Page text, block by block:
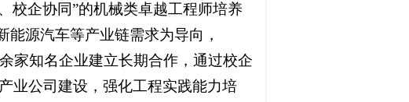
校企协同”的机械类卓越工程师培养
源汽车等产业链需求为导向，
家知名企业建立长期合作，通过校企
业公司建设，强化工程实践能力培